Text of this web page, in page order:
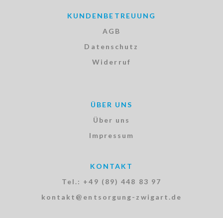
KUNDENBETREUUNG
AGB
Datenschutz
Widerruf
ÜBER UNS
Über uns
Impressum
KONTAKT
Tel.: +49 (89) 448 83 97
kontakt@entsorgung-zwigart.de